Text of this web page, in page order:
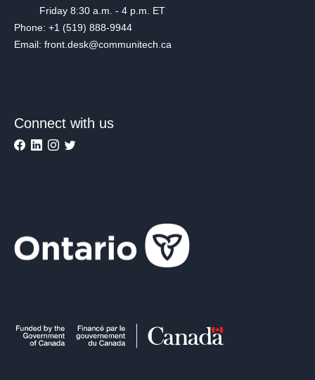
Friday 8:30 a.m. - 4 p.m. ET
Phone: +1 (519) 888-9944
Email: front.desk@communitech.ca
Connect with us